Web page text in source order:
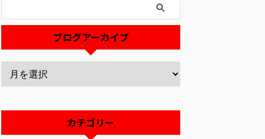
ブログアーカイブ
カテゴリー